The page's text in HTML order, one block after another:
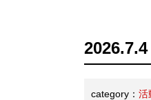
category： 活